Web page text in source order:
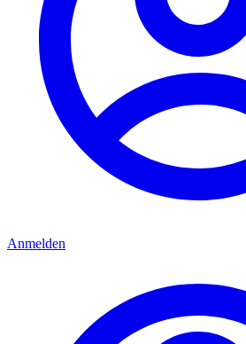
Anmelden